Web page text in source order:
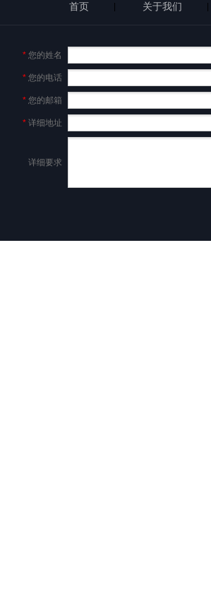
首页 关于我们
* 您的姓名
* 您的电话
* 您的邮箱
* 详细地址
详细要求